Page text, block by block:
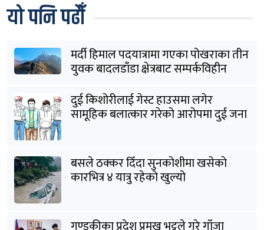
यो पनि पढौँ
मर्दी हिमाल पदयात्रामा गएका पोखराका तीन
युवक बादलडाँडा क्षेत्रबाट सम्पर्कविहीन
दुई किशोरीलाई गेस्ट हाउसमा लगेर
सामूहिक बलात्कार गरेको आरोपमा दुई जना
पक्राउ
बसले ठक्कर दिँदा सुनकोशीमा खसेकाे
कारभित्र ४ यात्रु रहेको खुल्यो